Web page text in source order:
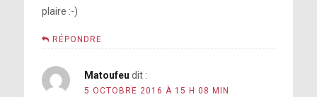
plaire :-)
RÉPONDRE
Matoufeu dit :
5 OCTOBRE 2016 À 15 H 08 MIN